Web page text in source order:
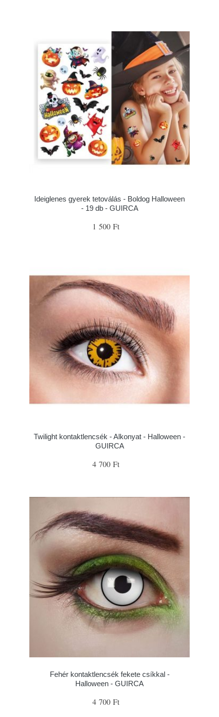
Ideiglenes gyerek tetoválás - Boldog Halloween
- 19 db - GUIRCA
1 500 Ft
Twilight kontaktlencsék - Alkonyat - Halloween -
GUIRCA
4 700 Ft
Fehér kontaktlencsék fekete csíkkal -
Halloween - GUIRCA
4 700 Ft